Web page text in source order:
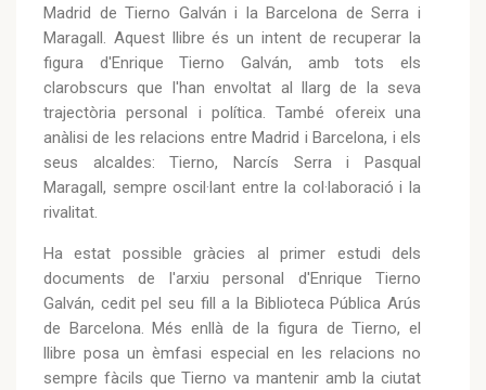
Madrid de Tierno Galván i la Barcelona de Serra i
Maragall. Aquest llibre és un intent de recuperar la
figura d'Enrique Tierno Galván, amb tots els
clarobscurs que l'han envoltat al llarg de la seva
trajectòria personal i política. També ofereix una
anàlisi de les relacions entre Madrid i Barcelona, i els
seus alcaldes: Tierno, Narcís Serra i Pasqual
Maragall, sempre oscil·lant entre la col·laboració i la
rivalitat.
Ha estat possible gràcies al primer estudi dels
documents de l'arxiu personal d'Enrique Tierno
Galván, cedit pel seu fill a la Biblioteca Pública Arús
de Barcelona. Més enllà de la figura de Tierno, el
llibre posa un èmfasi especial en les relacions no
sempre fàcils que Tierno va mantenir amb la ciutat